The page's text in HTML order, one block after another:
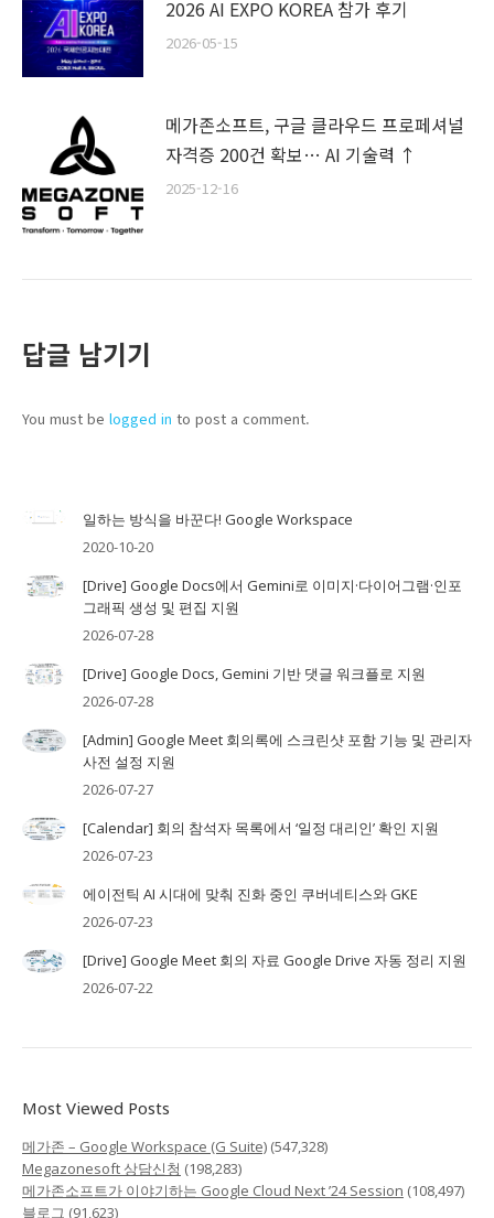
2026 AI EXPO KOREA 참가 후기
2026-05-15
메가존소프트, 구글 클라우드 프로페셔널
자격증 200건 확보… AI 기술력 ↑
2025-12-16
답글 남기기
You must be logged in to post a comment.
일하는 방식을 바꾼다! Google Workspace
2020-10-20
[Drive] Google Docs에서 Gemini로 이미지·다이어그램·인포
그래픽 생성 및 편집 지원
2026-07-28
[Drive] Google Docs, Gemini 기반 댓글 워크플로 지원
2026-07-28
[Admin] Google Meet 회의록에 스크린샷 포함 기능 및 관리자
사전 설정 지원
2026-07-27
[Calendar] 회의 참석자 목록에서 ‘일정 대리인’ 확인 지원
2026-07-23
에이전틱 AI 시대에 맞춰 진화 중인 쿠버네티스와 GKE
2026-07-23
[Drive] Google Meet 회의 자료 Google Drive 자동 정리 지원
2026-07-22
Most Viewed Posts
메가존 – Google Workspace (G Suite) (547,328)
Megazonesoft 상담신청 (198,283)
메가존소프트가 이야기하는 Google Cloud Next ’24 Session (108,497)
블로그 (91,623)